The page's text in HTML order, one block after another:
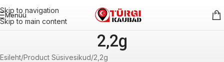
Skip to navigation
Skip to main content
Menüü
2,2g
Esileht Product Süsivesikud 2,2g